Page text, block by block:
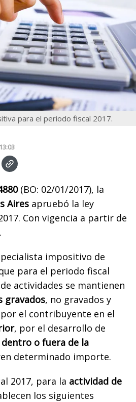
para el periodo fiscal 2017.
13:03
(BO: 02/01/2017), la
Aires apruebó la ley
Con vigencia a partir de
.
impositivo de
para el periodo fiscal
actividades se mantienen
gravados, no gravados y
el contribuyente en el
, por el desarrollo de
dentro o fuera de la
determinado importe.
2017, para la actividad de
los siguientes